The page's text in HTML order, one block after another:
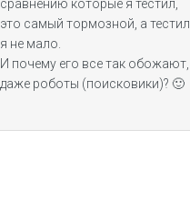
сравнению которые я тестил,
это самый тормозной, а тестил
я не мало.
И почему его все так обожают,
даже роботы (поисковики)? 🙂